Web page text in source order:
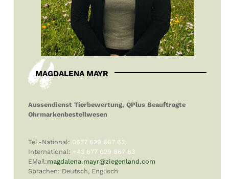
MAGDALENA MAYR
Aussendienst Tierbewertung, QPlus Beauftragte
Ohrmarkenbestellwesen
Tel.-National: 0677 629 867 63
International: +43 677 629 867 63
EMail:magdalena.mayr@ziegenland.com
Sprachen: Deutsch, Englisch